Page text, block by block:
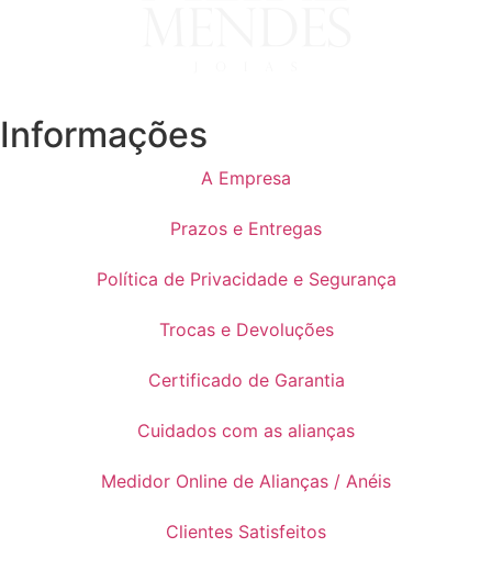
Informações
A Empresa
Prazos e Entregas
Política de Privacidade e Segurança
Trocas e Devoluções
Certificado de Garantia
Cuidados com as alianças
Medidor Online de Alianças / Anéis
Clientes Satisfeitos